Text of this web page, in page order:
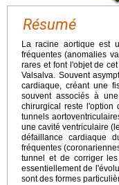
Résumé
La racine aortique est
fréquentes (anomalies
rares et font l'objet de
Valsalva. Souvent
cardiaque, créant une
souvent associés à
chirurgical reste
tunnels
une cavité ventriculaire
défaillance cardiaque
fréquentes
tunnel et de corriger
essentiellement de
sont des formes